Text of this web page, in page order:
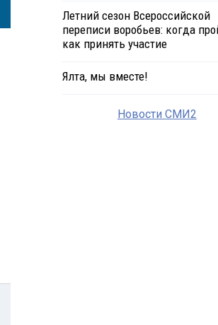
Летний сезон Всероссийской
переписи воробьев: когда
как принять участие
Ялта, мы вместе!
Новости СМИ2